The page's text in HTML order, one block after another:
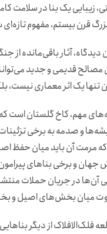
زیبایی یک بنا در سلامت
قرن بیستم، مفهوم
دیدگاه، آثار باقی‌مانده
مصالح قدیمی و جدید
تنها یک اثر معماری نیست،
مهم، کاخ گلستان است
و صدمه به برخی تزئینات
مرمت آن باید میان حفظ
جهان و برخی بناهای
آن‌ها در جریان حملات
میان بخش‌های اصیل و
فلک‌الافلاک از دیگر